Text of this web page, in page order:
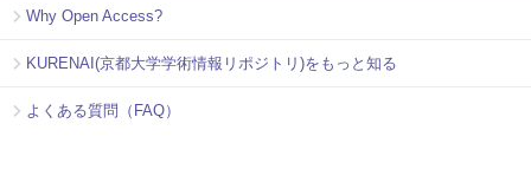
Why Open Access?
KURENAI(京都大学学術情報リポジトリ)をもっと知る
よくある質問（FAQ）